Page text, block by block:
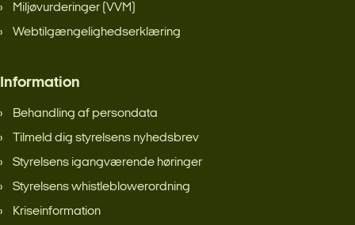
Miljøvurderinger (VVM)
Webtilgængelighedserklæring
Information
Behandling af persondata
Tilmeld dig styrelsens nyhedsbrev
Styrelsens igangværende høringer
Styrelsens whistleblowerordning
Kriseinformation